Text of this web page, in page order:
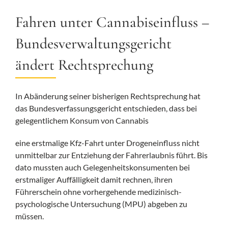
Fahren unter Cannabiseinfluss –
Bundesverwaltungsgericht
ändert Rechtsprechung
In Abänderung seiner bisherigen Rechtsprechung hat
das Bundesverfassungsgericht entschieden, dass bei
gelegentlichem Konsum von Cannabis
eine erstmalige Kfz-Fahrt unter Drogeneinfluss nicht
unmittelbar zur Entziehung der Fahrerlaubnis führt. Bis
dato mussten auch Gelegenheitskonsumenten bei
erstmaliger Auffälligkeit damit rechnen, ihren
Führerschein ohne vorhergehende medizinisch-
psychologische Untersuchung (MPU) abgeben zu
müssen.